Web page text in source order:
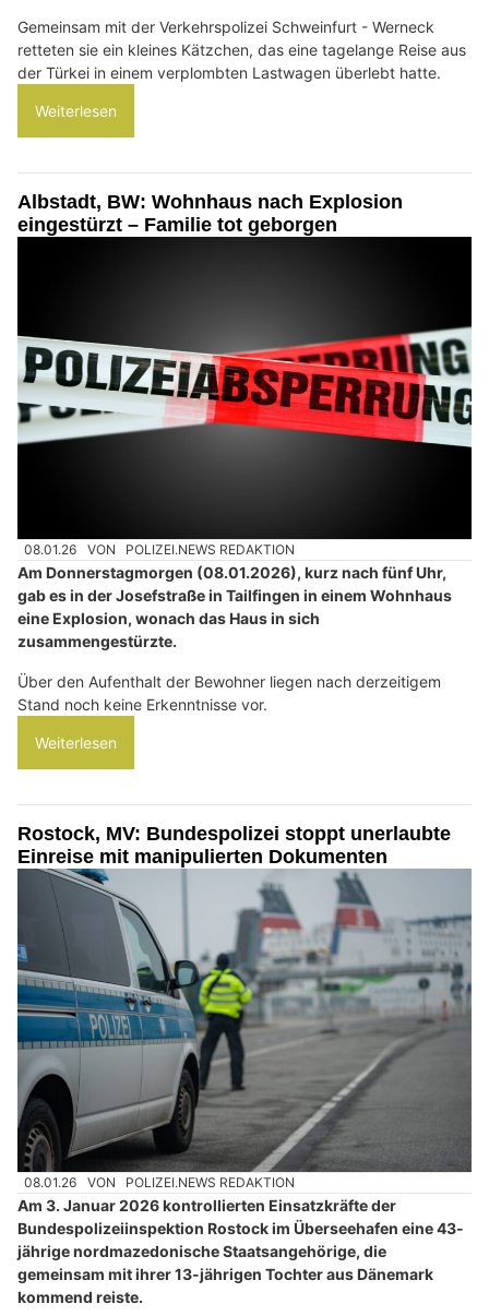
Gemeinsam mit der Verkehrspolizei Schweinfurt - Werneck
retteten sie ein kleines Kätzchen, das eine tagelange Reise aus
der Türkei in einem verplombten Lastwagen überlebt hatte.
Weiterlesen
Albstadt, BW: Wohnhaus nach Explosion
eingestürzt – Familie tot geborgen
08.01.26 VON POLIZEI.NEWS REDAKTION
Am Donnerstagmorgen (08.01.2026), kurz nach fünf Uhr,
gab es in der Josefstraße in Tailfingen in einem Wohnhaus
eine Explosion, wonach das Haus in sich
zusammengestürzte.
Über den Aufenthalt der Bewohner liegen nach derzeitigem
Stand noch keine Erkenntnisse vor.
Weiterlesen
Rostock, MV: Bundespolizei stoppt unerlaubte
Einreise mit manipulierten Dokumenten
08.01.26 VON POLIZEI.NEWS REDAKTION
Am 3. Januar 2026 kontrollierten Einsatzkräfte der
Bundespolizeiinspektion Rostock im Überseehafen eine 43-
jährige nordmazedonische Staatsangehörige, die
gemeinsam mit ihrer 13-jährigen Tochter aus Dänemark
kommend reiste.